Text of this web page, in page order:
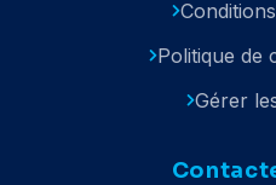
Politique de
Gérer